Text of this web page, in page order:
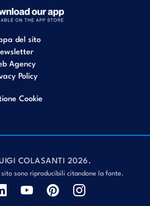
del sito
Agency
Policy
Cookie
COLASANTI 2026.
sono riproducibili citandone la fonte.